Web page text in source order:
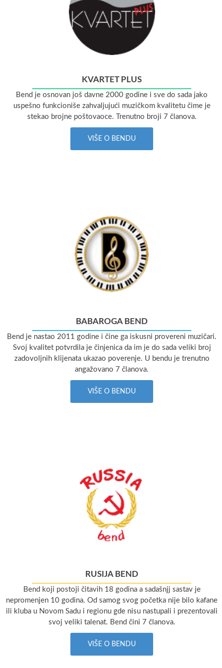
KVARTET PLUS
Bend je osnovan još davne 2000 godine i sve do sada jako
uspešno funkcioniše zahvaljujući muzičkom kvalitetu čime je
stekao brojne poštovaoce. Trenutno broji 7 članova.
VIŠE O BENDU
BABAROGA BEND
Bend je nastao 2011 godine i čine ga iskusni provereni muzičari.
Svoj kvalitet potvrdila je činjenica da im je do sada veliki broj
zadovoljnih klijenata ukazao poverenje. U bendu je trenutno
angažovano 7 članova.
VIŠE O BENDU
RUSIJA BEND
Bend koji postoji čitavih 18 godina a sadašnjj sastav je
nepromenjen 10 godina. Od samog svog početka nije bilo kafane
ili kluba u Novom Sadu i regionu gde nisu nastupali i prezentovali
svoj veliki talenat. Bend čini 7 članova.
VIŠE O BENDU